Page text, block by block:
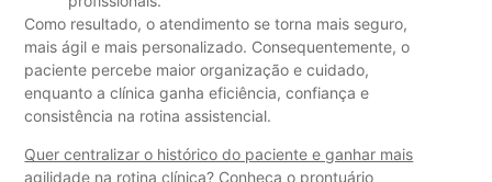
Como resultado, o atendimento se torna mais seguro,
mais ágil e mais personalizado. Consequentemente, o
paciente percebe maior organização e cuidado,
enquanto a clínica ganha eficiência, confiança e
consistência na rotina assistencial.
Quer centralizar o histórico do paciente e ganhar mais
agilidade na rotina clínica? Conheça o prontuário